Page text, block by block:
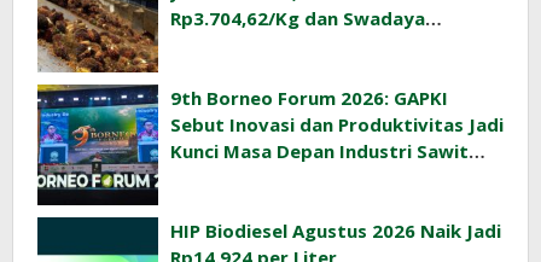
Rp3.704,62/Kg dan Swadaya
9th Borneo Forum 2026: GAPKI
Sebut Inovasi dan Produktivitas Jadi
Kunci Masa Depan Industri Sawit
HIP Biodiesel Agustus 2026 Naik Jadi